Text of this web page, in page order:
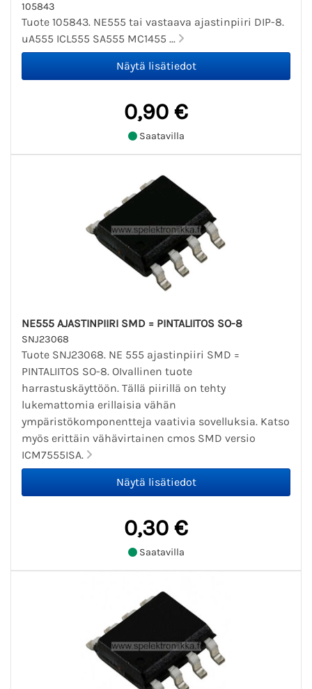
105843
Tuote 105843. NE555 tai vastaava ajastinpiiri DIP-8.
uA555 ICL555 SA555 MC1455 ...
0,90 €
Saatavilla
NE555 AJASTINPIIRI SMD = PINTALIITOS SO-8
SNJ23068
Tuote SNJ23068. NE 555 ajastinpiiri SMD =
PINTALIITOS SO-8. OIvallinen tuote
harrastuskäyttöön. Tällä piirillä on tehty
lukemattomia erillaisia vähän
ympäristökomponentteja vaativia sovelluksia. Katso
myös erittäin vähävirtainen cmos SMD versio
ICM7555ISA.
0,30 €
Saatavilla